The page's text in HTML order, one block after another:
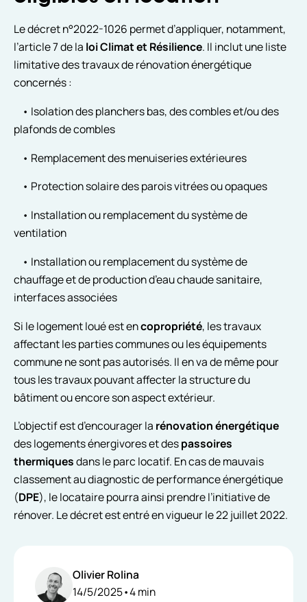
Olivier Rolina
14/5/2025•4min
Le décret n°2022-1026 permet d’appliquer, notamment,
l’article 7 de la loi Climat et Résilience. Il inclut une liste
limitative des travaux de rénovation énergétique
concernés :
• Isolation des planchers bas, des combles et/ou des
plafonds de combles
• Remplacement des menuiseries extérieures
• Protection solaire des parois vitrées ou opaques
• Installation ou remplacement du système de
ventilation
• Installation ou remplacement du système de
chauffage et de production d’eau chaude sanitaire,
interfaces associées
Si le logement loué est encopropriété, les travaux
affectant les parties communes ou les équipements
commune ne sont pas autorisés. Il en va de même pour
tous les travaux pouvant affecter la structure du
bâtiment ou encore son aspect extérieur.
L’objectif est d’encourager la rénovation énergétique
des logements énergivores et despassoires
thermiquesdans le parc locatif. En cas de mauvais
classement au diagnostic de performance énergétique
(DPE), le locataire pourra ainsi prendre l’initiative de
rénover. Le décret est entré en vigueur le 22 juillet 2022.